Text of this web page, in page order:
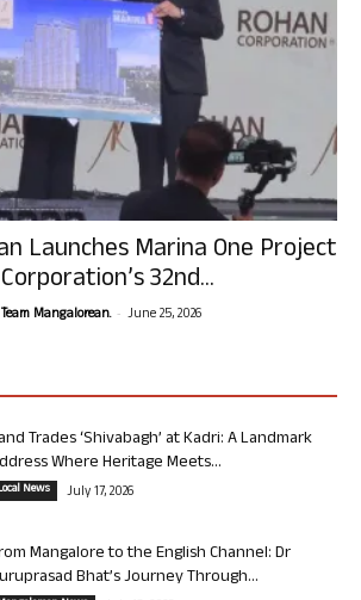
Launches Marina One Project
32nd...
Mangalorean. - June 25, 2026
Trades ‘Shivabagh’ at Kadri: A Landmark
Where Heritage Meets...
News July 17, 2026
Mangalore to the English Channel: Dr
Bhat’s Journey Through...